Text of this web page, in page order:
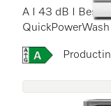
A I 43 dB I
Online Label